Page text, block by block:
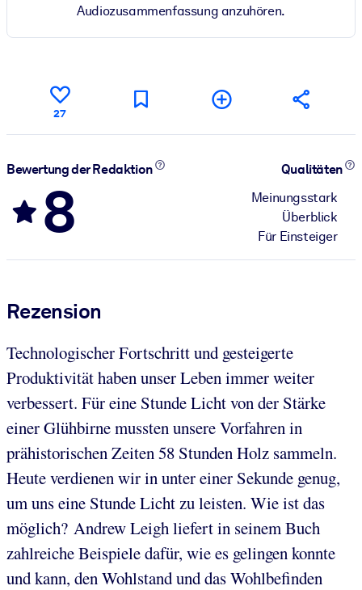
Audiozusammenfassung anzuhören.
27
Bewertung der Redaktion
8
Qualitäten
Meinungsstark
Überblick
Für Einsteiger
Rezension
Technologischer Fortschritt und gesteigerte
Produktivität haben unser Leben immer weiter
verbessert. Für eine Stunde Licht von der Stärke
einer Glühbirne mussten unsere Vorfahren in
prähistorischen Zeiten 58 Stunden Holz sammeln.
Heute verdienen wir in unter einer Sekunde genug,
um uns eine Stunde Licht zu leisten. Wie ist das
möglich? Andrew Leigh liefert in seinem Buch
zahlreiche Beispiele dafür, wie es gelingen konnte
und kann, den Wohlstand und das Wohlbefinden